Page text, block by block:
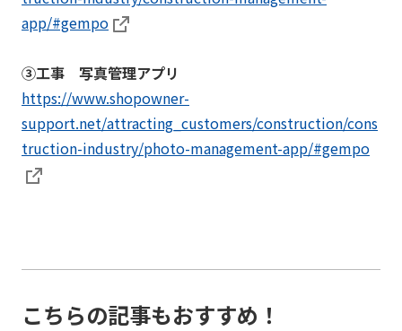
app/#gempo
③工事 写真管理アプリ
https://www.shopowner-
support.net/attracting_customers/construction/cons
truction-industry/photo-management-app/#gempo
こちらの記事もおすすめ！